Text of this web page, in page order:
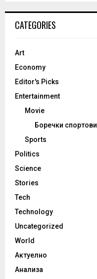
CATEGORIES
Art
Economy
Editor's Picks
Entertainment
Movie
Боречки спортови
Sports
Politics
Science
Stories
Tech
Technology
Uncategorized
World
Актуелно
Анализа